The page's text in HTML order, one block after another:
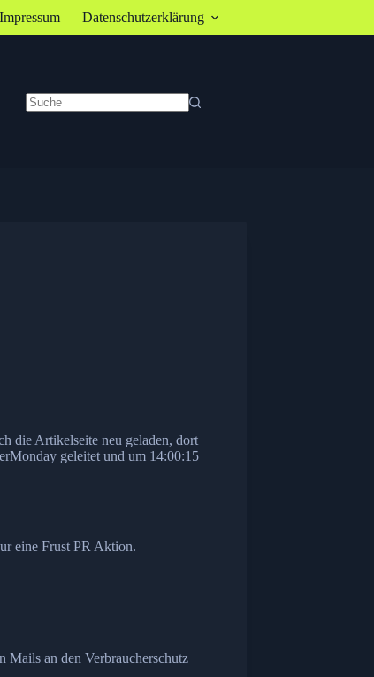
Impressum Datenschutzerklärung
die Artikelseite neu geladen, dort
geleitet und um 14:00:15
eine Frust PR Aktion.
Mails an den Verbraucherschutz